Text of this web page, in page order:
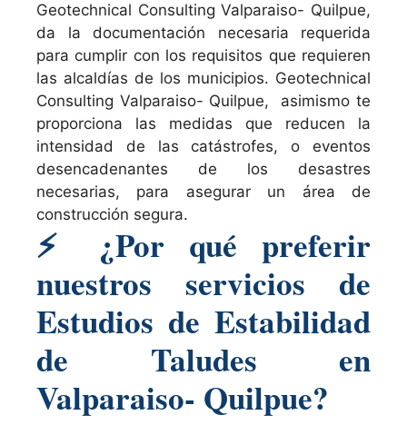
Geotechnical Consulting Valparaiso- Quilpue,
da la documentación necesaria requerida
para cumplir con los requisitos que requieren
las alcaldías de los municipios. Geotechnical
Consulting Valparaiso- Quilpue, asimismo te
proporciona las medidas que reducen la
intensidad de las catástrofes, o eventos
desencadenantes de los desastres
necesarias, para asegurar un área de
construcción segura.
⚡
¿Por qué preferir
nuestros servicios de
Estudios de Estabilidad
de Taludes en
Valparaiso- Quilpue?